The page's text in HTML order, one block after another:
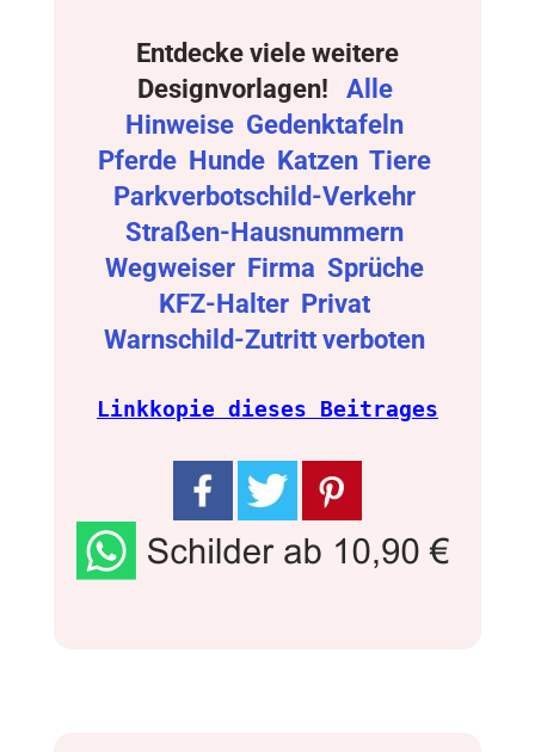
Entdecke viele weitere
Designvorlagen!
Alle
Hinweise Gedenktafeln
Pferde Hunde Katzen Tiere
Parkverbotschild-Verkehr
Straßen-Hausnummern
Wegweiser Firma Sprüche
KFZ-Halter Privat
Warnschild-Zutritt verboten
Linkkopie dieses Beitrages